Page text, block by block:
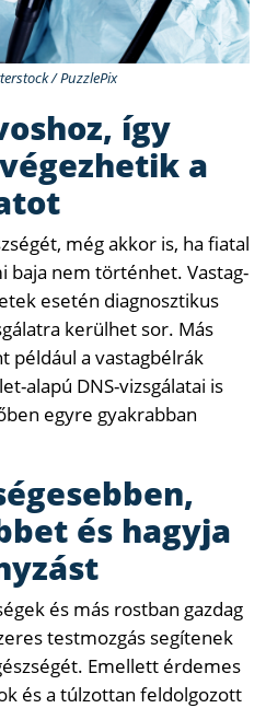
/ PuzzlePix
így
a
még akkor is, ha fiatal
baja nem történhet. Vastag-
esetén diagnosztikus
kerülhet sor. Más
például a vastagbélrák
alapú DNS-vizsgálatai is
egyre gyakrabban
és hagyja
és más rostban gazdag
testmozgás segítenek
Emellett érdemes
és a túlzottan feldolgozott